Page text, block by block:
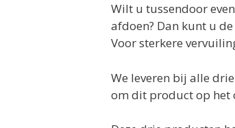
Wilt u tussendoor
afdoen? Dan kunt u de
Voor sterkere
We leveren bij alle
om dit product op het